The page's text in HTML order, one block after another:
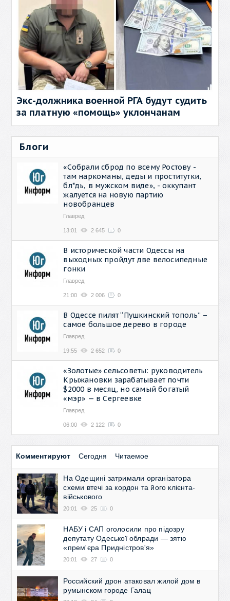
Экс-должника военной РГА будут судить
за платную «помощь» уклончанам
Блоги
«Собрали сброд по всему Ростову -
там наркоманы, деды и проститутки,
бл*дь, в мужском виде», - оккупант
жалуется на новую партию
новобранцев
Главред
13:01 2 645 0
В исторической части Одессы на
выходных пройдут две велосипедные
гонки
Главред
21:00 2 006 0
В Одессе пилят “Пушкинский тополь” –
самое большое дерево в городе
Главред
19:55 2 652 0
«Золотые» сельсоветы: руководитель
Крыжановки зарабатывает почти
$2000 в месяц, но самый богатый
«мэр» — в Сергеевке
Главред
06:00 2 122 0
Комментируют Сегодня Читаемое
На Одещині затримали організатора
схеми втечі за кордон та його клієнта-
військового
20:01 25 0
НАБУ і САП оголосили про підозру
депутату Одеської облради — зятю
«прем'єра Придністров'я»
20:01 27 0
Российский дрон атаковал жилой дом в
румынском городе Галац